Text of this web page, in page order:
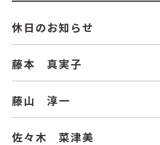
休日のお知らせ
藤本 真実子
藤山 淳一
佐々木 菜津美